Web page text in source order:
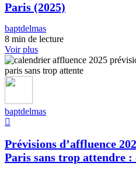
Paris (2025)
baptdelmas
8 min de lecture
Voir plus
baptdelmas
Prévisions d’affluence
Paris sans trop attendre :